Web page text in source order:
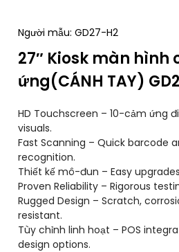
Người mẫu: GD27-H2
27″ Kiosk màn hình
ứng(CÁNH TAY)
HD Touchscreen – 10-cảm ứng
visuals.
Fast Scanning – Quick barcode
recognition.
Thiết kế mô-đun – Easy
Proven Reliability – Rigorous
Rugged Design – Scratch,
resistant.
Tùy chỉnh linh hoạt – POS
design options.